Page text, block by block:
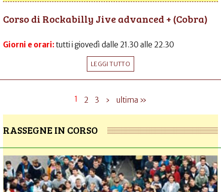
Corso di Rockabilly Jive advanced + (Cobra)
Giorni e orari:tutti i giovedì dalle 21.30 alle 22.30
LEGGI TUTTO
1 2 3 › ultima »
RASSEGNE IN CORSO